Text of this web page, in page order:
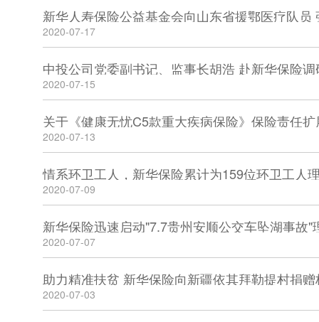
2020-07-17
中投公司党委副书记、监事长胡浩 赴新华保险调
2020-07-15
关于《健康无忧C5款重大疾病保险》保险责任
2020-07-13
情系环卫工人，新华保险累计为159位环卫工人
2020-07-09
新华保险迅速启动"7.7贵州安顺公交车坠湖事故"
2020-07-07
助力精准扶贫 新华保险向新疆依其拜勒提村捐
2020-07-03